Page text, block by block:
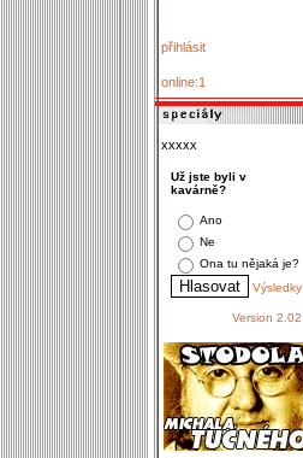
přihlásit
online:1
xxxxx
Už jste byli v
kavárně?
Ano
Ne
Ona tu nějaká je?
Výsledky
Version 2.02